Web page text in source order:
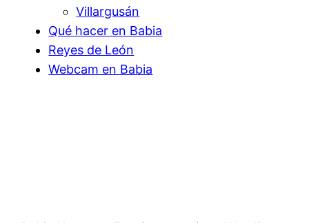
Villargusán
Qué hacer en Babia
Reyes de León
Webcam en Babia